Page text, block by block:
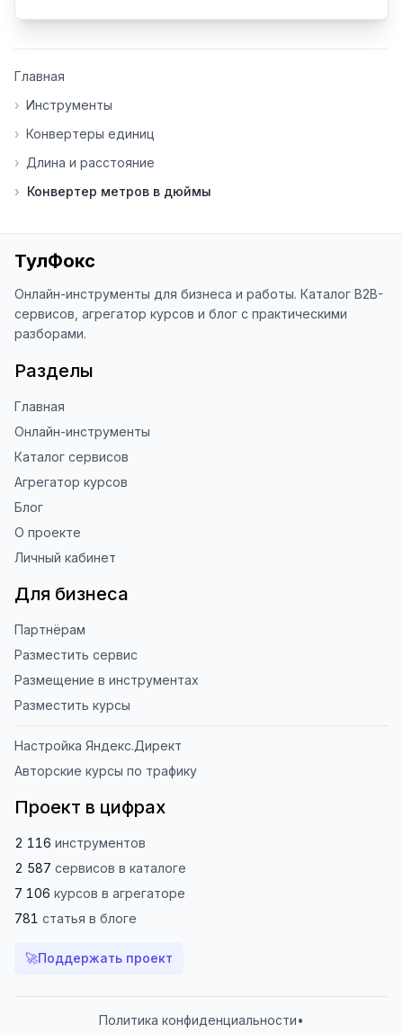
инструменты нуждаются в доработке.
основе вашей обратной связи.
благодарен за отзыв о сайте в
наши инструменты!
Благодарю за доверие и
использование ToolFox! 🚀
Главная
› Инструменты
› Конвертеры единиц
› Длина и расстояние
› Конвертер метров в дюймы
ТулФокс
Онлайн-инструменты для бизнеса и работы. Каталог B2B-
сервисов, агрегатор курсов и блог с практическими
разборами.
Разделы
Главная
Онлайн-инструменты
Каталог сервисов
Агрегатор курсов
Блог
О проекте
Личный кабинет
Для бизнеса
Партнёрам
Разместить сервис
Размещение в инструментах
Разместить курсы
Настройка Яндекс.Директ
Авторские курсы по трафику
Проект в цифрах
2 116 инструментов
2 587 сервисов в каталоге
7 106 курсов в агрегаторе
781 статья в блоге
🚀Поддержать проект
Политика конфиденциальности•